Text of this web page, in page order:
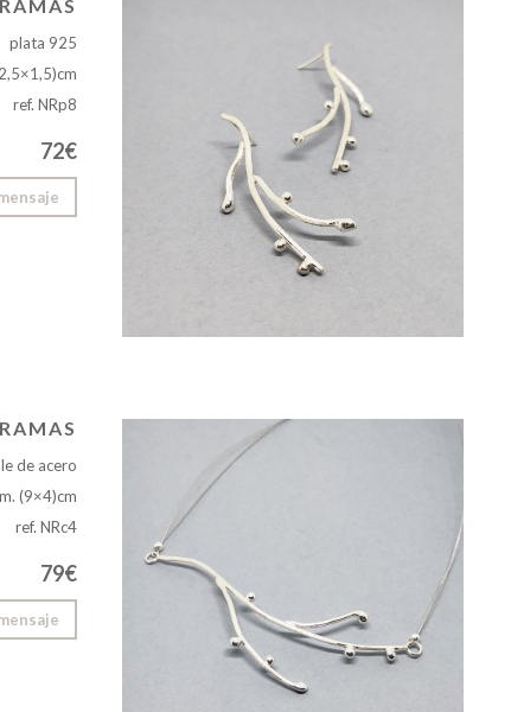
plata 925
ref. NRp8
72€
de acero
(9×4)cm
ref. NRc4
79€